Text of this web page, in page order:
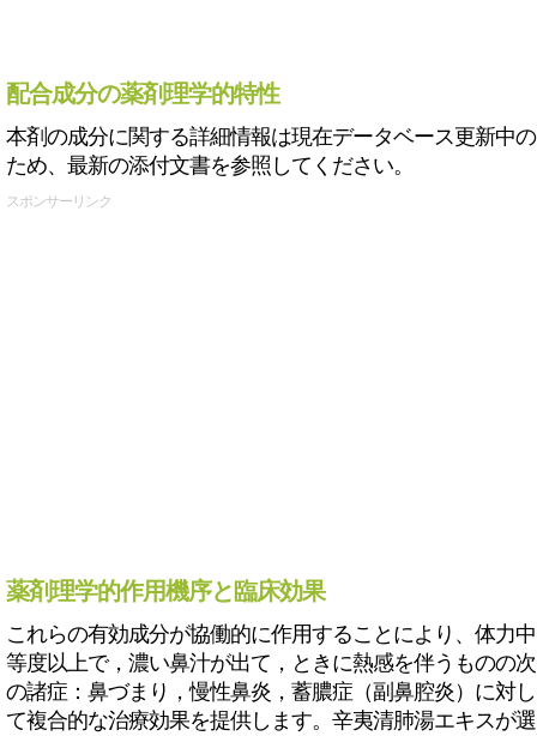
配合成分の薬剤理学的特性
本剤の成分に関する詳細情報は現在データベース更新中の
ため、最新の添付文書を参照してください。
スポンサーリンク
薬剤理学的作用機序と臨床効果
これらの有効成分が協働的に作用することにより、体力中
等度以上で，濃い鼻汁が出て，ときに熱感を伴うものの次
の諸症：鼻づまり，慢性鼻炎，蓄膿症（副鼻腔炎）に対し
て複合的な治療効果を提供します。辛夷清肺湯エキスが選